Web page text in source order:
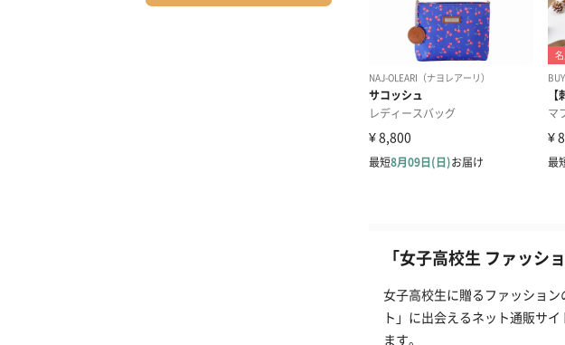
「女子高校生 ファッ
女子高校生に贈るファッショ
ト」に出会えるネット通販サ
ます。